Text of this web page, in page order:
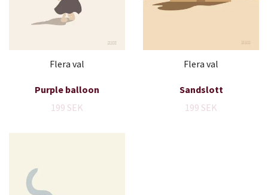
Flera val
Purple balloon
199 SEK
Flera val
Sandslott
199 SEK